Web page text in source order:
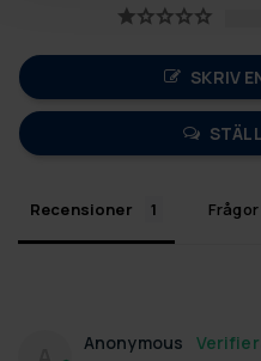
SKRIV
Recensioner Frågor
Anonymous